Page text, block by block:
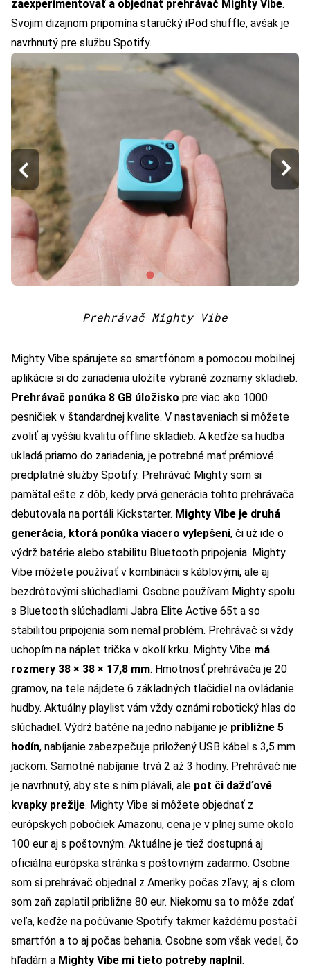
zaexperimentovať a objednať prehrávač Mighty Vibe.
Svojim dizajnom pripomína staručký iPod shuffle, avšak je
navrhnutý pre službu Spotify.
Prehrávač Mighty Vibe
Mighty Vibe spárujete so smartfónom a pomocou mobilnej
aplikácie si do zariadenia uložíte vybrané zoznamy skladieb.
Prehrávač ponúka 8 GB úložisko pre viac ako 1000
pesničiek v štandardnej kvalite. V nastaveniach si môžete
zvoliť aj vyššiu kvalitu offline skladieb. A keďže sa hudba
ukladá priamo do zariadenia, je potrebné mať prémiové
predplatné služby Spotify. Prehrávač Mighty som si
pamätal ešte z dôb, kedy prvá generácia tohto prehrávača
debutovala na portáli Kickstarter. Mighty Vibe je druhá
generácia, ktorá ponúka viacero vylepšení, či už ide o
výdrž batérie alebo stabilitu Bluetooth pripojenia. Mighty
Vibe môžete používať v kombinácii s káblovými, ale aj
bezdrôtovými slúchadlami. Osobne používam Mighty spolu
s Bluetooth slúchadlami Jabra Elite Active 65t a so
stabilitou pripojenia som nemal problém. Prehrávač si vždy
uchopím na náplet trička v okolí krku. Mighty Vibe má
rozmery 38 × 38 × 17,8 mm. Hmotnosť prehrávača je 20
gramov, na tele nájdete 6 základných tlačidiel na ovládanie
hudby. Aktuálny playlist vám vždy oznámi robotický hlas do
slúchadiel. Výdrž batérie na jedno nabíjanie je približne 5
hodín, nabíjanie zabezpečuje priložený USB kábel s 3,5 mm
jackom. Samotné nabíjanie trvá 2 až 3 hodiny. Prehrávač nie
je navrhnutý, aby ste s ním plávali, ale pot či dažďové
kvapky prežije. Mighty Vibe si môžete objednať z
európskych pobočiek Amazonu, cena je v plnej sume okolo
100 eur aj s poštovným. Aktuálne je tiež dostupná aj
oficiálna európska stránka s poštovným zadarmo. Osobne
som si prehrávač objednal z Ameriky počas zľavy, aj s clom
som zaň zaplatil približne 80 eur. Niekomu sa to môže zdať
veľa, keďže na počúvanie Spotify takmer každému postačí
smartfón a to aj počas behania. Osobne som však vedel, čo
hľadám a Mighty Vibe mi tieto potreby naplnil.